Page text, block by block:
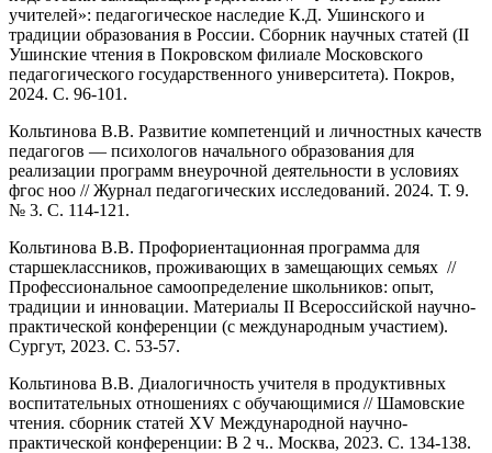
учителей»: педагогическое наследие К.Д. Ушинского и
традиции образования в России. Сборник научных статей (II
Ушинские чтения в Покровском филиале Московского
педагогического государственного университета). Покров,
2024. С. 96-101.
Кольтинова В.В. Развитие компетенций и личностных качеств
педагогов — психологов начального образования для
реализации программ внеурочной деятельности в условиях
фгос ноо // Журнал педагогических исследований. 2024. Т. 9.
№ 3. С. 114-121.
Кольтинова В.В. Профориентационная программа для
старшеклассников, проживающих в замещающих семьях //
Профессиональное самоопределение школьников: опыт,
традиции и инновации. Материалы II Всероссийской научно-
практической конференции (с международным участием).
Сургут, 2023. С. 53-57.
Кольтинова В.В. Диалогичность учителя в продуктивных
воспитательных отношениях с обучающимися // Шамовские
чтения. сборник статей XV Международной научно-
практической конференции: В 2 ч.. Москва, 2023. С. 134-138.